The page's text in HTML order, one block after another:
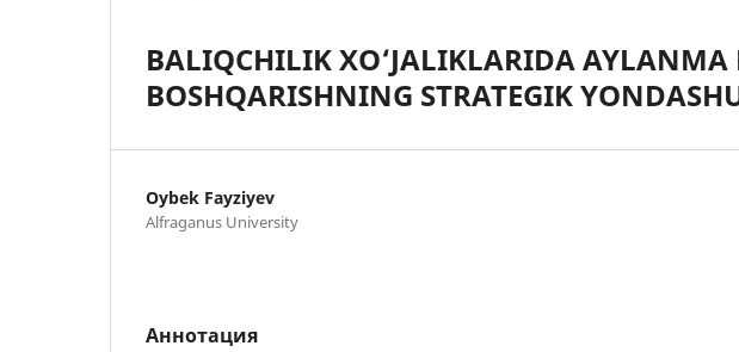
BALIQCHILIK XO‘JALIKLARIDA
BOSHQARISHNING STRATEGIK
Oybek Fayziyev
Alfraganus University
Аннотация